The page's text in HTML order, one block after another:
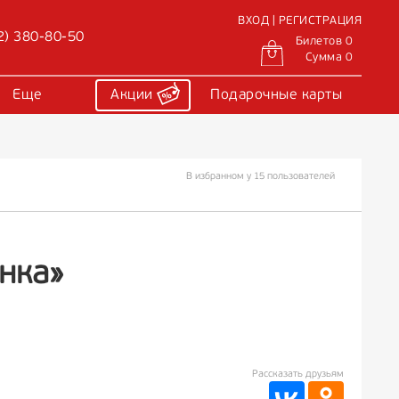
380-80-50
ВХОД | РЕГИСТРАЦИЯ
Билетов 0
Сумма 0
Еще Акции Подарочные карты
В избранном у 15 пользователей
Рассказать друзьям